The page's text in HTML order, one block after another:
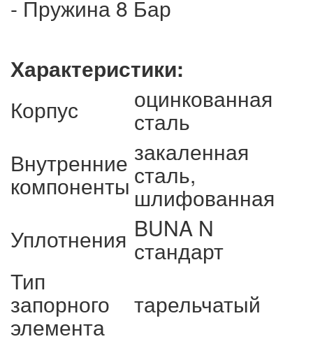
- Пружина 8 Бар
Характеристики:
Корпус
оцинкованная
сталь
Внутренние
компоненты
закаленная
сталь,
шлифованная
Уплотнения BUNA N
стандарт
Тип
запорного
элемента
тарельчатый